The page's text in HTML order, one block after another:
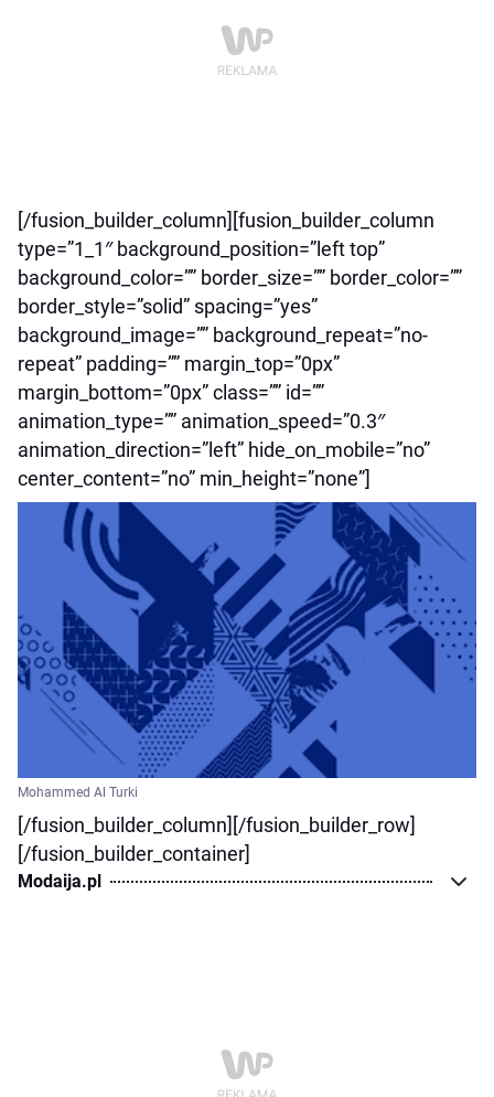
[/fusion_builder_column][fusion_builder_column
type=”1_1″ background_position=”left top”
background_color=”” border_size=”” border_color=””
border_style=”solid” spacing=”yes”
background_image=”” background_repeat=”no-
repeat” padding=”” margin_top=”0px”
margin_bottom=”0px” class=”” id=””
animation_type=”” animation_speed=”0.3″
animation_direction=”left” hide_on_mobile=”no”
center_content=”no” min_height=”none”]
Mohammed Al Turki
[/fusion_builder_column][/fusion_builder_row]
[/fusion_builder_container]
Modaija.pl